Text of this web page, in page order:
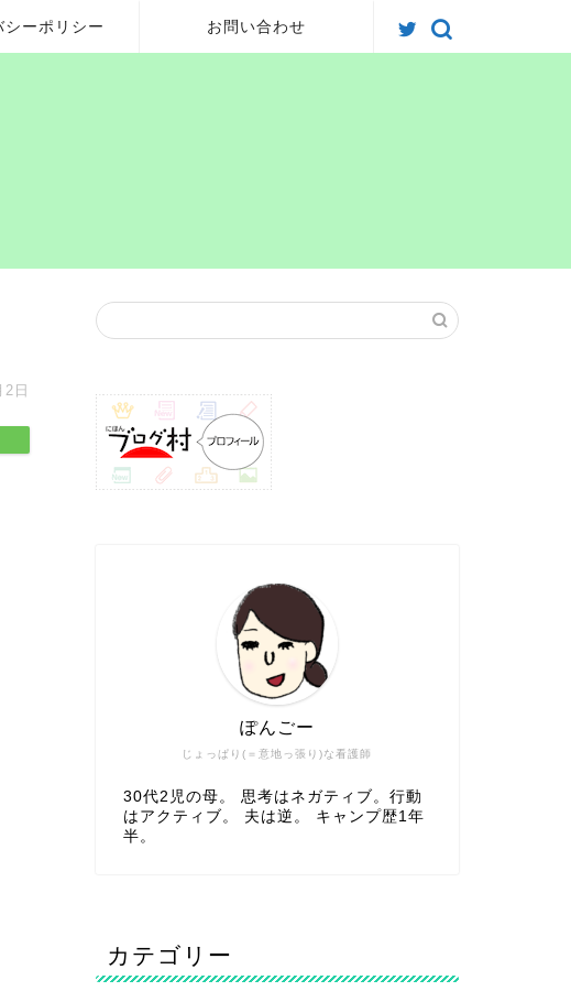
シーポリシー お問い合わせ
日
じょっぱり(＝意地っ張り)な看護師
ぽんごー
30代2児の母。 思考はネガティブ。行動
はアクティブ。 夫は逆。 キャンプ歴1年
半。
カテゴリー